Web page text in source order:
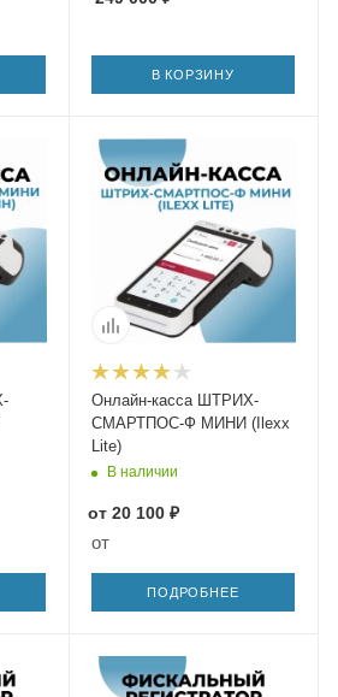
В КОРЗИНУ
Онлайн-касса ШТРИХ-
СМАРТПОС-Ф МИНИ (Ilexx
Lite)
В наличии
от 20 100 ₽
от
ПОДРОБНЕЕ